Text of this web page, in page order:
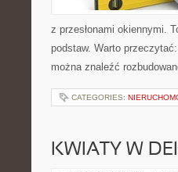
z przesłonami okiennymi.
podstaw. Warto
można znaleźć
CATEGORIES:
KWIATY W